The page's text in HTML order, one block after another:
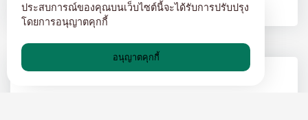
กระทู้ยอดนิยม
ประสบการณ์ของคุณบนเว็บไซต์นี้จะได้รับการปรับปรุง
โดยการอนุญาตคุกกี้
อนุญาตคุกกี้